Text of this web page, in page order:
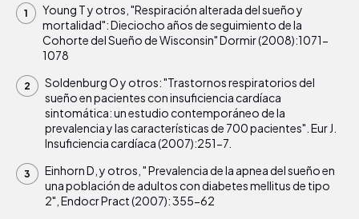
Young T y otros, "Respiración alterada del sueño y
mortalidad": Dieciocho años de seguimiento de la
Cohorte del Sueño de Wisconsin" Dormir (2008):1071-
1078
Soldenburg O y otros: "Trastornos respiratorios del
sueño en pacientes con insuficiencia cardíaca
sintomática: un estudio contemporáneo de la
prevalencia y las características de 700 pacientes". Eur J.
Insuficiencia cardíaca (2007):251-7.
Einhorn D, y otros, " Prevalencia de la apnea del sueño en
una población de adultos con diabetes mellitus de tipo
2", Endocr Pract (2007): 355-62